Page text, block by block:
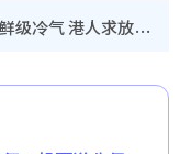
内地客夸港人不识老！揭港铁保鲜级冷气 港人求放过：别投诉